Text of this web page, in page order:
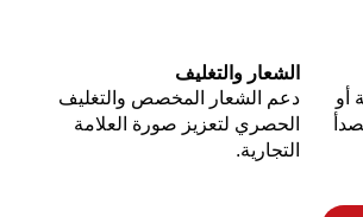
أو
الشعار والتغليف
دعم الشعار المخصص والتغليف
الحصري لتعزيز صورة العلامة
التجارية.